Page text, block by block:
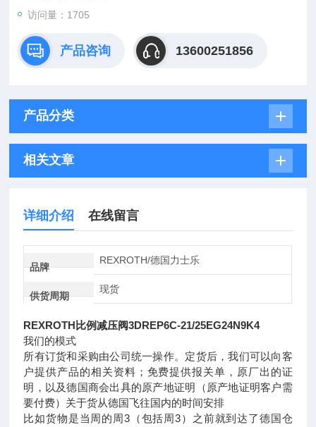
访问量：1705
产品咨询 13600251856
产品分类
相关文章
详细介绍 在线留言
品牌
REXROTH/德国力士乐
供货周期
现货
REXROTH比例减压阀3DREP6C-21/25EG24N9K4
我们的模式
所有订货和采购由公司统一操作。定货后，我们可以向客
户提供产品的相关资料；免费提供报关单，原厂出的证
明，以及德国商会出具的原产地证明（原产地证明客户需
要付费）关于货从德国飞往国内的时间安排
比如货物是当周的周3（包括周3）之前就到达了德国仓